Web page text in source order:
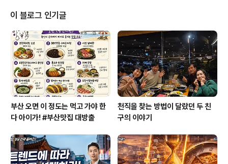
모이이론’으로 전해드립니다. 실패특강3부)재능도 없고,
의지력도 없고, 성격도 문제가 있는 사람의 연애비결 유튜
브로 보기: https://youtu.be/JxW9riux52A 어쩌면 젊
은 날의 저처럼 어려움을 가지고 살아가시는 분들이 계실
것 같아서요. 제가 살아오면서 겪었던 실패경험과 인생깨
달음이 작은 힘과 용기가 되..
이 블로그 인기글
부산 오면 이 정도는 먹고 가야 한
다 아이가! #부산맛집 대방출
천직을 찾는 방법이 달랐던 두 친
구의 이야기